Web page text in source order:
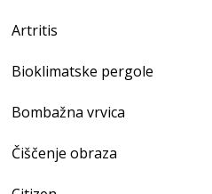
Artritis
Bioklimatske pergole
Bombažna vrvica
Čiščenje obraza